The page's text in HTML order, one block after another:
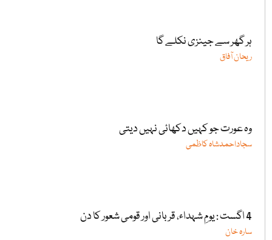
ہر گھر سے جینزی نکلے گا
ریحان آفاق
وہ عورت جو کہیں دکھائی نہیں دیتی
سجاداحمدشاہ کاظمی
4 اگست : یومِ شہداء، قربانی اور قومی شعور کا دن
سارہ خان